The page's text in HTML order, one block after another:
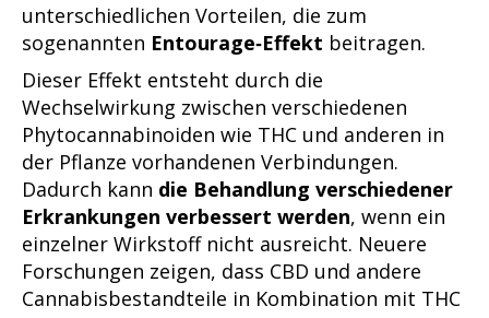
unterschiedlichen Vorteilen, die zum
sogenannten Entourage‑Effekt beitragen.
Dieser Effekt entsteht durch die
Wechselwirkung zwischen verschiedenen
Phytocannabinoiden wie THC und anderen in
der Pflanze vorhandenen Verbindungen.
Dadurch kann die Behandlung verschiedener
Erkrankungen verbessert werden, wenn ein
einzelner Wirkstoff nicht ausreicht. Neuere
Forschungen zeigen, dass CBD und andere
Cannabisbestandteile in Kombination mit THC